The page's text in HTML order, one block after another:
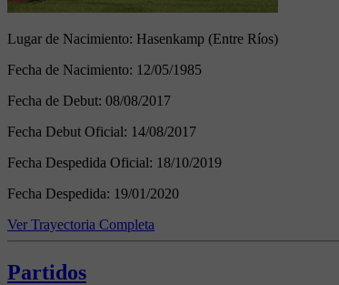
Lugar de Nacimiento: Hasenkamp (Entre Ríos)
Fecha de Nacimiento: 12/05/1985
Fecha de Debut: 08/08/2017
Fecha Debut Oficial: 14/08/2017
Fecha Despedida Oficial: 18/10/2019
Fecha Despedida: 19/01/2020
Ver Trayectoria Completa
Partidos